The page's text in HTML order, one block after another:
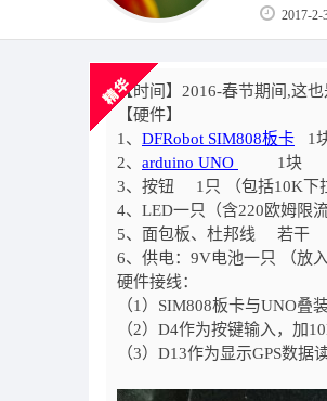
2017-2-
【时间】2016-春节期间,这
【硬件】
1、 DFRobot SIM808板卡
1
2、 arduino UNO 1块
3、按钮 1只 （包括10K下
4、LED一只（含220欧姆限流
5、面包板、杜邦线 若干
6、供电：9V电池一只 （放
硬件接线：
（1 ） SIM808板卡与UNO叠
（2） D4作为按键输入，加
（3） D13作为显示GPS数据